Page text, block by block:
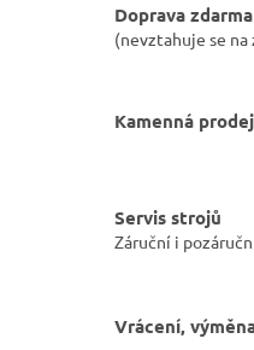
Doprava
(nevztahuje se na
Kamenná
Servis strojů
Záruční i
Vrácení,